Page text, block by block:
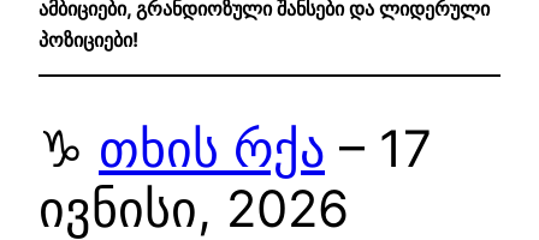
ამბიციები, გრანდიოზული შანსები და ლიდერული
პოზიციები!
♑ თხის რქა – 17
ივნისი, 2026